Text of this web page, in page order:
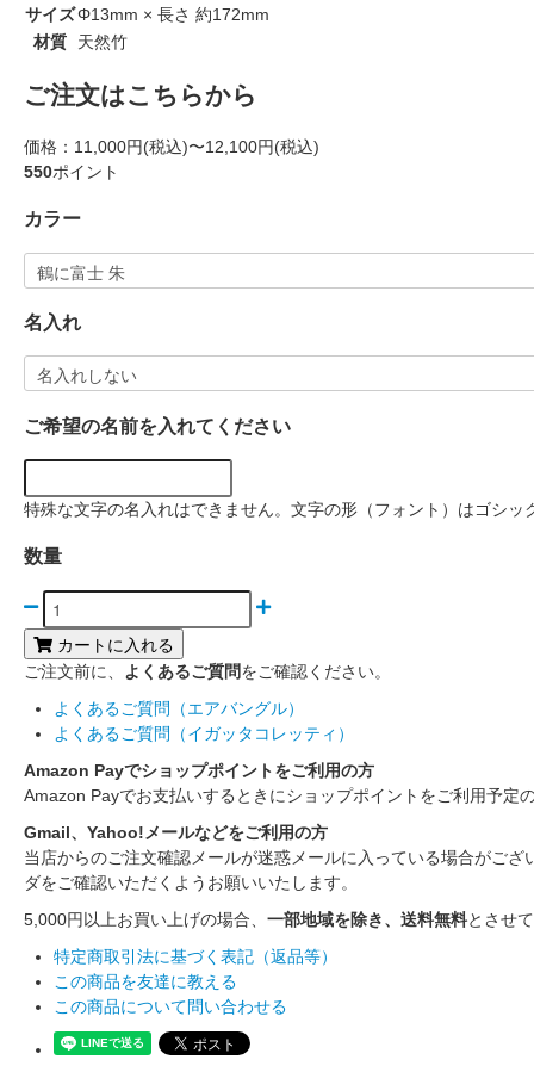
サイズΦ13mm × 長さ 約172mm
材質
天然竹
ご注文はこちらから
価格： 11,000円(税込)〜12,100円(税込)
550ポイント
カラー
名入れ
ご希望の名前を入れてください
特殊な文字の名入れはできません。文字の形（フォント）はゴシッ
数量
カートに入れる
ご注文前に、 よくあるご質問をご確認ください。
よくあるご質問（エアバングル）
よくあるご質問（イガッタコレッティ）
Amazon Payでショップポイントをご利用の方
Amazon Payでお支払いするときにショップポイントをご利用予定
Gmail、Yahoo!メールなどをご利用の方
当店からのご注文確認メールが迷惑メールに入っている場合がご
ダをご確認いただくようお願いいたします。
5,000円以上お買い上げの場合、 一部地域を除き、送料無料とさせ
特定商取引法に基づく表記（返品等）
この商品を友達に教える
この商品について問い合わせる